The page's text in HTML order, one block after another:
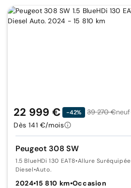
Peugeot 308 SW
1.5 BlueHDi 130 EAT8•Allure Suréquipée
Diesel•Auto.
2024•15 810 km•Occasion
22 999 € -42% 39 270 €neuf
Dès 141 €/mois